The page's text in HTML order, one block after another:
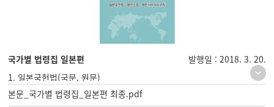
국가별 법령집 일본편
발행일 : 2018. 3. 20.
1. 일본국헌법(국문, 원문)
2. 일본 재판소법(국문, 원문)
본문_국가별 법령집_일본편 최종.pdf